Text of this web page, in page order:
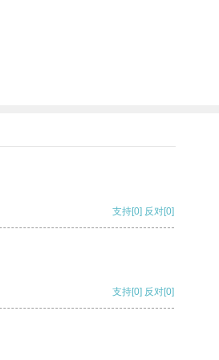
支持[0] 反对[0]
支持[0] 反对[0]